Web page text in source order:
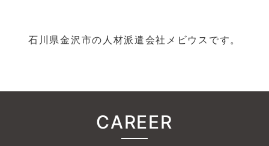
石川県金沢市の人材派遣会社メビウスです。
CAREER